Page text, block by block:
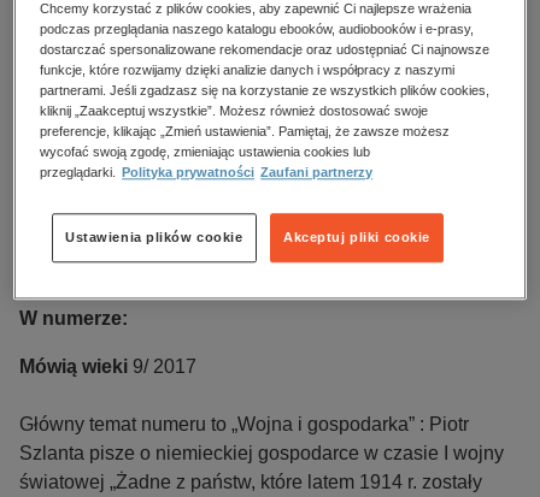
Język publikacji:polski
Wydawca:Oficyna Wydawnicza "Mówią Wieki"
ISBN:12304018
Opis
Mówią wieki” to miesięcznik historyczny, który ukazuje się
nieprzerwanie od 1957 r. Naszą misją jest
popularyzowanie historii w oderwaniu od bieżącej polityki i
taniej sensacji. Od początku, aż do dziś redaktorami i
autorami są głównie polscy i zagraniczni naukowcy –
historycy i specjaliści z nauk pokrewnych. Nasza redakcja
nadzoruje merytoryczną stronę tekstów, dba o
Kierujemy nasze publikacje do prawdziwych miłośników
historii i tych, którzy naszą wiedzę chcą przekazać
następnym pokoleniom.
W numerze:
Mówią wieki 9/ 2017
Główny temat numeru to „Wojna i gospodarka” : Piotr
Szlanta pisze o niemieckiej gospodarce w czasie I wojny
światowej „Żadne z państw, które latem 1914 r. zostały
Chcemy korzystać z plików cookies, aby zapewnić Ci najlepsze wrażenia
podczas przeglądania naszego katalogu ebooków, audiobooków i e-prasy,
dostarczać spersonalizowane rekomendacje oraz udostępniać Ci najnowsze
funkcje, które rozwijamy dzięki analizie danych i współpracy z naszymi
partnerami. Jeśli zgadzasz się na korzystanie ze wszystkich plików cookies,
kliknij „Zaakceptuj wszystkie”. Możesz również dostosować swoje
preferencje, klikając „Zmień ustawienia”. Pamiętaj, że zawsze możesz
wycofać swoją zgodę, zmieniając ustawienia cookies lub
przeglądarki.
Polityka prywatności Zaufani partnerzy
Akceptuj pliki cookie
Ustawienia plików cookie